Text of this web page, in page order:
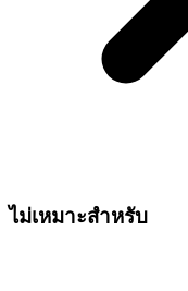
ไม่เหมาะสำหรับ